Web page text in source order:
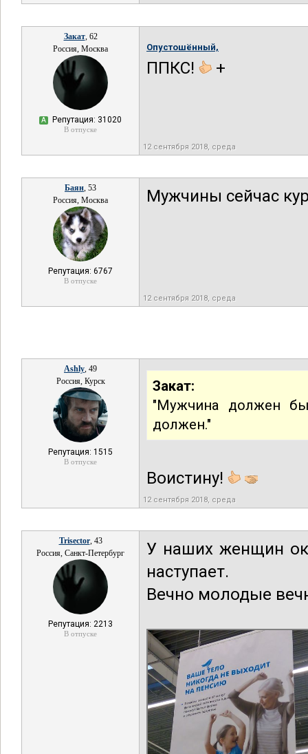
Закат, 62
Россия, Москва
А Репутация: 31020
В отпуске
Опустошённый,
ППКС! +
12 сентября 2018, среда
Баян, 53
Россия, Москва
Репутация: 6767
В отпуске
Мужчины сейчас
12 сентября 2018, среда
Ashly, 49
Россия, Курск
Репутация: 1515
В отпуске
Закат:
"Мужчина должен
должен."
Воистину!
12 сентября 2018, среда
Trisector, 43
Россия, Санкт-Петербург
Репутация: 2213
В отпуске
У наших женщин
наступает.
Вечно молодые